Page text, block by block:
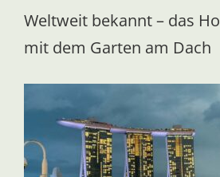
Weltweit bekannt – das
mit dem Garten am Dach